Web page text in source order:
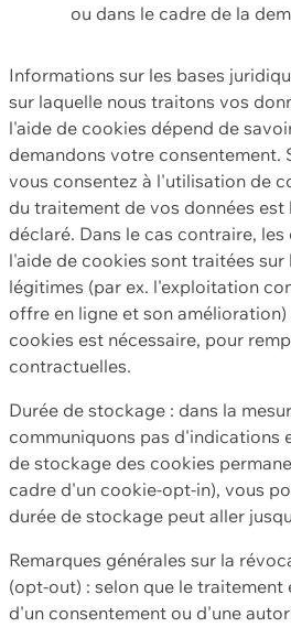
ou dans le cadre de la
Informations sur les bases
sur laquelle nous traitons vos
l'aide de cookies dépend de
demandons votre consentement.
vous consentez à l'utilisation de
du traitement de vos données
déclaré. Dans le cas contraire,
l'aide de cookies sont traitées sur
légitimes (par ex. l'exploitation
offre en ligne et son
cookies est nécessaire, pour
contractuelles.
Durée de stockage : dans la
communiquons pas d'indications
de stockage des cookies
cadre d'un cookie-opt-in), vous
durée de stockage peut aller
Remarques générales sur la
(opt-out) : selon que le
d'un consentement ou d'une